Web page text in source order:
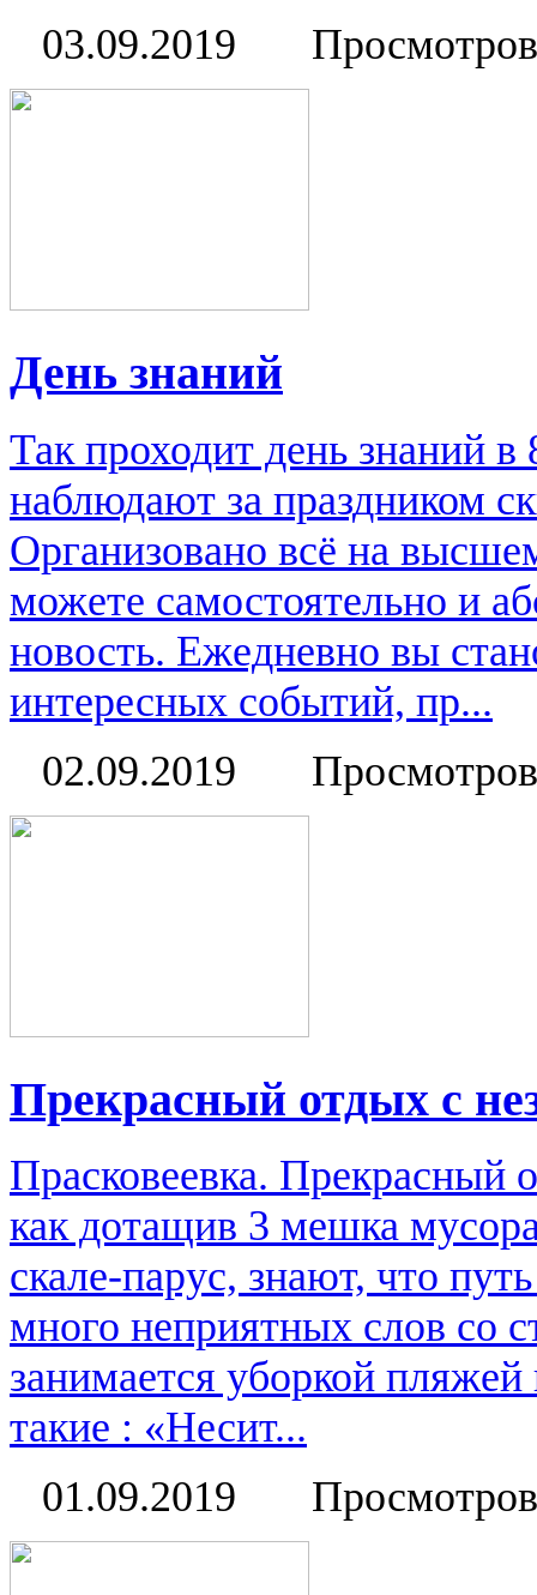
03.09.2019
День знаний
Так проходит день знаний
наблюдают за праздником
Организовано всё на
можете самостоятельно и
новость. Ежедневно вы
интересных событий, пр...
02.09.2019
Прекрасный отдых с
Прасковеевка.
как дотащив 3 мешка
скале-парус, знают, что
много неприятных слов со
занимается уборкой
такие : «Несит...
01.09.2019